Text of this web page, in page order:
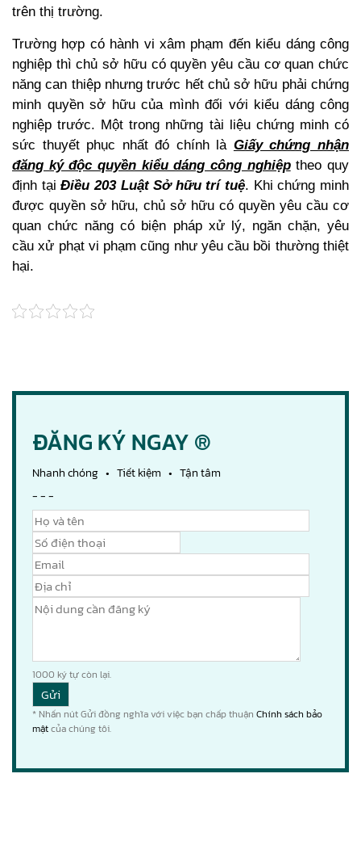
trên thị trường.
Trường hợp có hành vi xâm phạm đến kiểu dáng công
nghiệp thì chủ sở hữu có quyền yêu cầu cơ quan chức
năng can thiệp nhưng trước hết chủ sở hữu phải chứng
minh quyền sở hữu của mình đối với kiểu dáng công
nghiệp trước. Một trong những tài liệu chứng minh có
sức thuyết phục nhất đó chính là Giấy chứng nhận
đăng ký độc quyền kiểu dáng công nghiệptheo quy
định tạiĐiều 203 Luật Sở hữu trí tuệ. Khi chứng minh
được quyền sở hữu, chủ sở hữu có quyền yêu cầu cơ
quan chức năng có biện pháp xử lý, ngăn chặn, yêu
cầu xử phạt vi phạm cũng như yêu cầu bồi thường thiệt
hại.
ĐĂNG KÝ NGAY ®
Nhanh chóng • Tiết kiệm • Tận tâm
- - -
1000 ký tự còn lại.
* Nhấn nút Gửi đồng nghĩa với việc bạn chấp thuận Chính sách bảo
mậtcủa chúng tôi.